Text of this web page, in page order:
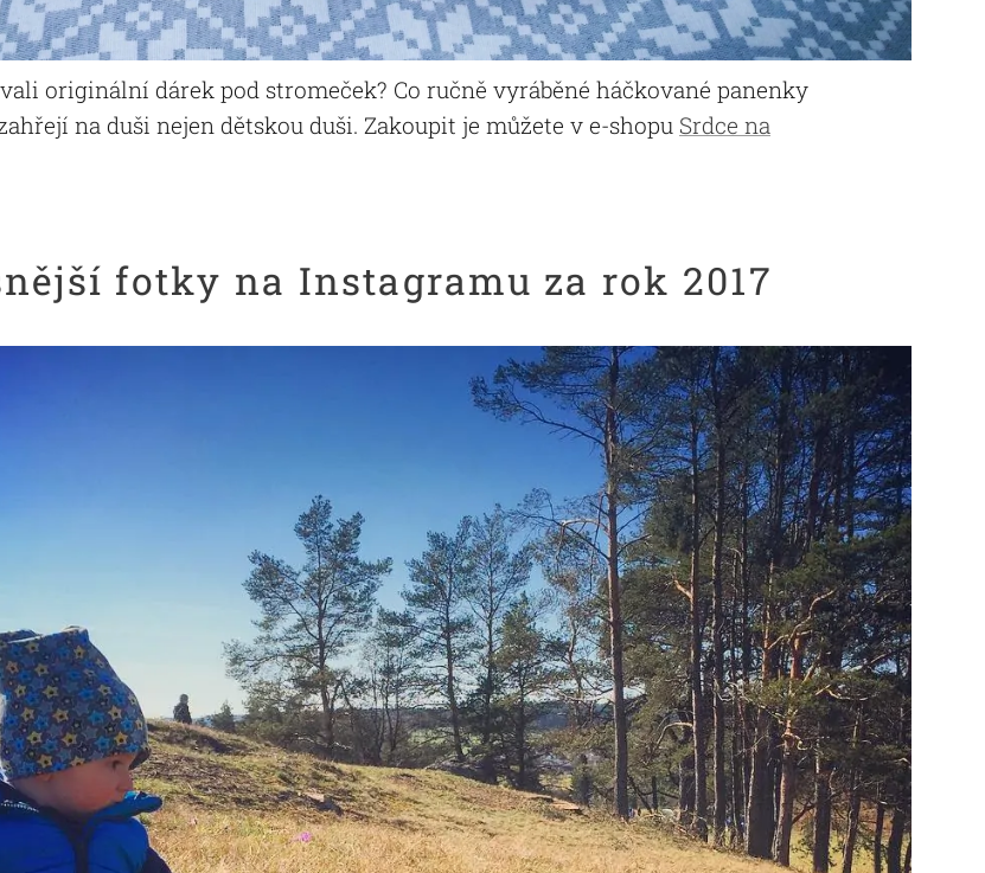
originální dárek pod stromeček? Co ručně vyráběné háčkované panenky
na duši nejen dětskou duši. Zakoupit je můžete v e-shopu Srdce na
fotky na Instagramu za rok 2017